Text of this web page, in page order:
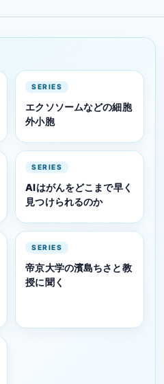
SERIES
エクソソームなどの細胞
外小胞
SERIES
AIはがんをどこまで早く
見つけられるのか
SERIES
帝京大学の濱島ちさと教
授に聞く